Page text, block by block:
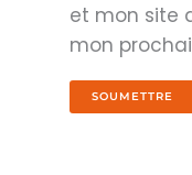
et mon site
mon